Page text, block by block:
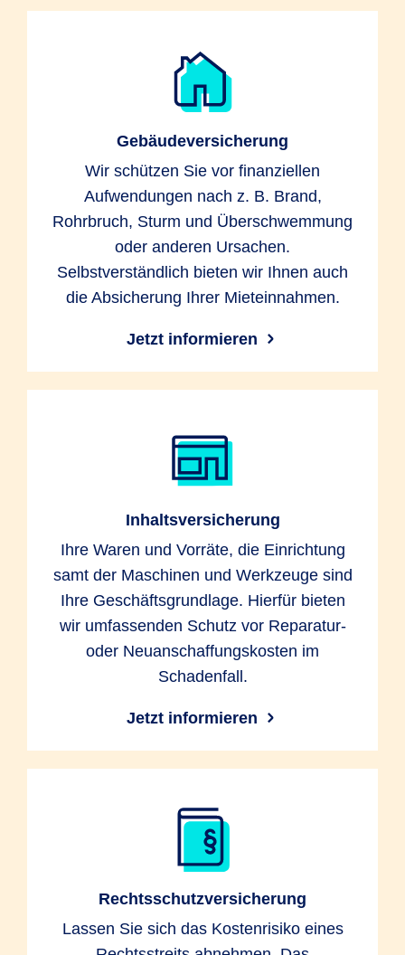
Gebäudeversicherung
Wir schützen Sie vor finanziellen
Aufwendungen nach z. B. Brand,
Rohrbruch, Sturm und Überschwemmung
oder anderen Ursachen.
Selbstverständlich bieten wir Ihnen auch
die Absicherung Ihrer Mieteinnahmen.
Jetzt informieren
Inhaltsversicherung
Ihre Waren und Vorräte, die Einrichtung
samt der Maschinen und Werkzeuge sind
Ihre Geschäftsgrundlage. Hierfür bieten
wir umfassenden Schutz vor Reparatur-
oder Neuanschaffungskosten im
Schadenfall.
Jetzt informieren
Rechtsschutzversicherung
Lassen Sie sich das Kostenrisiko eines